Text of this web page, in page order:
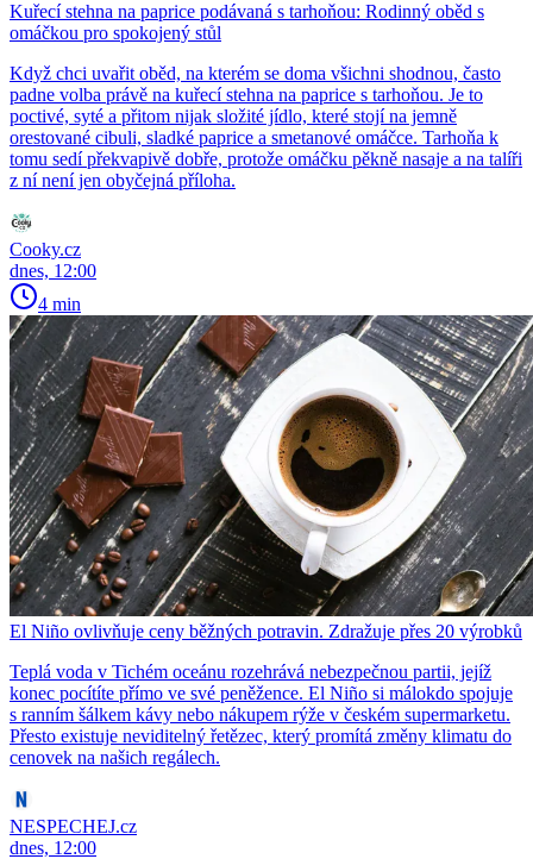
Kuřecí stehna na paprice podávaná s tarhoňou: Rodinný oběd s
omáčkou pro spokojený stůl
Když chci uvařit oběd, na kterém se doma všichni shodnou, často
padne volba právě na kuřecí stehna na paprice s tarhoňou. Je to
poctivé, syté a přitom nijak složité jídlo, které stojí na jemně
orestované cibuli, sladké paprice a smetanové omáčce. Tarhoňa k
tomu sedí překvapivě dobře, protože omáčku pěkně nasaje a na talíři
z ní není jen obyčejná příloha.
Cooky.cz
dnes, 12:00
4 min
El Niño ovlivňuje ceny běžných potravin. Zdražuje přes 20 výrobků
Teplá voda v Tichém oceánu rozehrává nebezpečnou partii, jejíž
konec pocítíte přímo ve své peněžence. El Niño si málokdo spojuje
s ranním šálkem kávy nebo nákupem rýže v českém supermarketu.
Přesto existuje neviditelný řetězec, který promítá změny klimatu do
cenovek na našich regálech.
NESPECHEJ.cz
dnes, 12:00